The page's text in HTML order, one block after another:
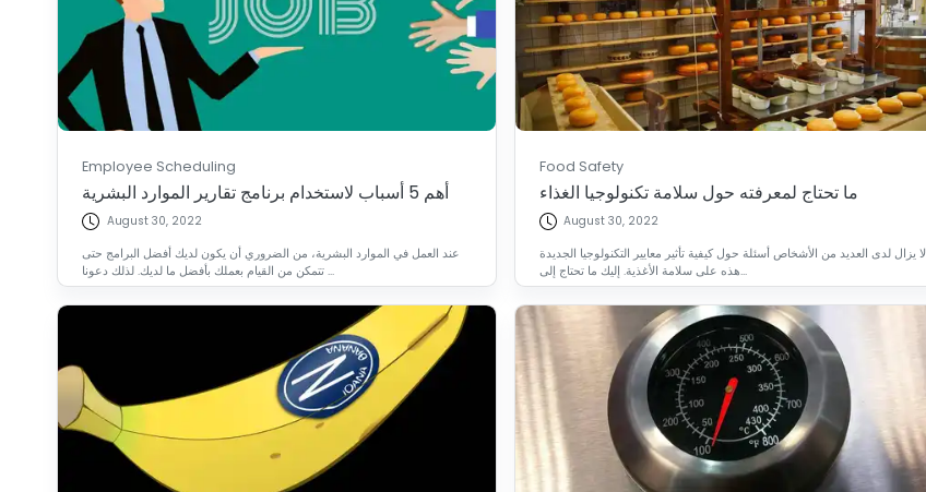
Employee Scheduling
أهم 5 أسباب لاستخدام برنامج تقارير الموارد البشرية
August 30, 2022
عند العمل في الموارد البشرية، من الضروري أن يكون لديك أفضل البرامج حتى
تتمكن من القيام بعملك بأفضل ما لديك. لذلك دعونا ...
Food Safety
ما تحتاج لمعرفته حول سلامة تكنولوجيا الغذاء
August 30, 2022
لا يزال لدى العديد من الأشخاص أسئلة حول كيفية تأثير معايير التكنولوجيا الجديدة
هذه على سلامة الأغذية. إليك ما تحتاج إلى...